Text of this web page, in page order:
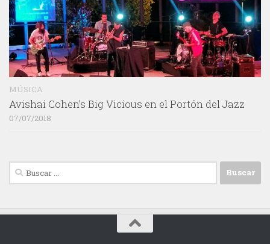
MÚSICA
Avishai Cohen’s Big Vicious en el Portón del Jazz
07/07/2018
Buscar: